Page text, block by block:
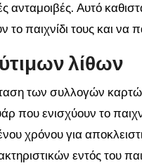
Αυτό
παιχνίδι τους και να
λίθων
των συλλογών
που ενισχύουν το
χρόνου για
εντός του